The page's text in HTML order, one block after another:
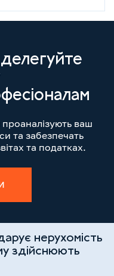
проаналізують ваш
та забезпечать
та податках.
нерухомість
здійснюють